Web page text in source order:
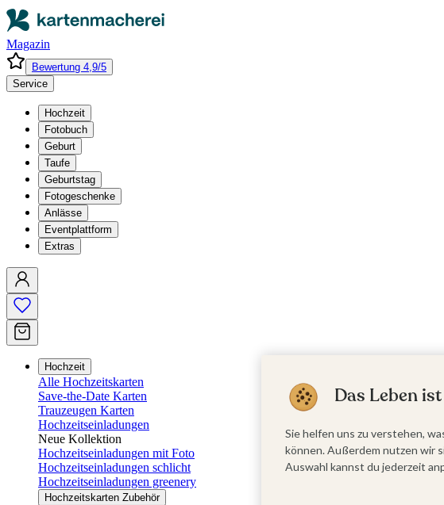
Magazin
Bewertung 4,9/5
Service
Hochzeit
Fotobuch
Geburt
Taufe
Geburtstag
Fotogeschenke
Anlässe
Eventplattform
Extras
Hochzeit
Alle Hochzeitskarten
Save-the-Date Karten
Trauzeugen Karten
Hochzeitseinladungen
Neue Kollektion
Hochzeitseinladungen mit Foto
Hochzeitseinladungen schlicht
Hochzeitseinladungen greenery
Hochzeitskarten Zubehör
Das Leben
Sie helfen uns zu verstehen,
können. Außerdem nutzen wir
Auswahl kannst du jederzeit